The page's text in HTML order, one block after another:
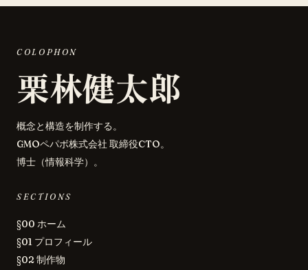
COLOPHON
栗林健太郎
概念と構造を制作する。
GMOペパボ株式会社 取締役CTO。
博士（情報科学）。
SECTIONS
§00 ホーム
§01 プロフィール
§02 制作物